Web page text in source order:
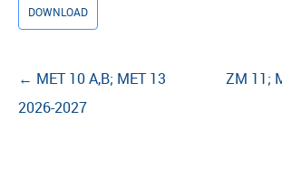
DOWNLOAD
Beitragsnavigation
← MET 10 A,B; MET 13
2026-2027
ZM 11;